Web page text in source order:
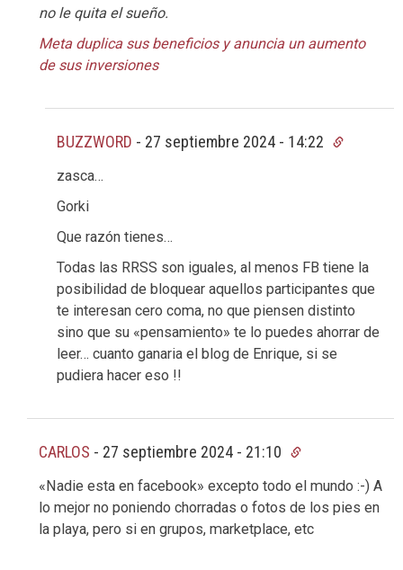
no le quita el sueño.
Meta duplica sus beneficios y anuncia un aumento
de sus inversiones
BUZZWORD - 27 septiembre 2024 - 14:22
zasca…
Gorki
Que razón tienes…
Todas las RRSS son iguales, al menos FB tiene la
posibilidad de bloquear aquellos participantes que
te interesan cero coma, no que piensen distinto
sino que su «pensamiento» te lo puedes ahorrar de
leer… cuanto ganaria el blog de Enrique, si se
pudiera hacer eso !!
CARLOS - 27 septiembre 2024 - 21:10
«Nadie esta en facebook» excepto todo el mundo :-) A
lo mejor no poniendo chorradas o fotos de los pies en
la playa, pero si en grupos, marketplace, etc